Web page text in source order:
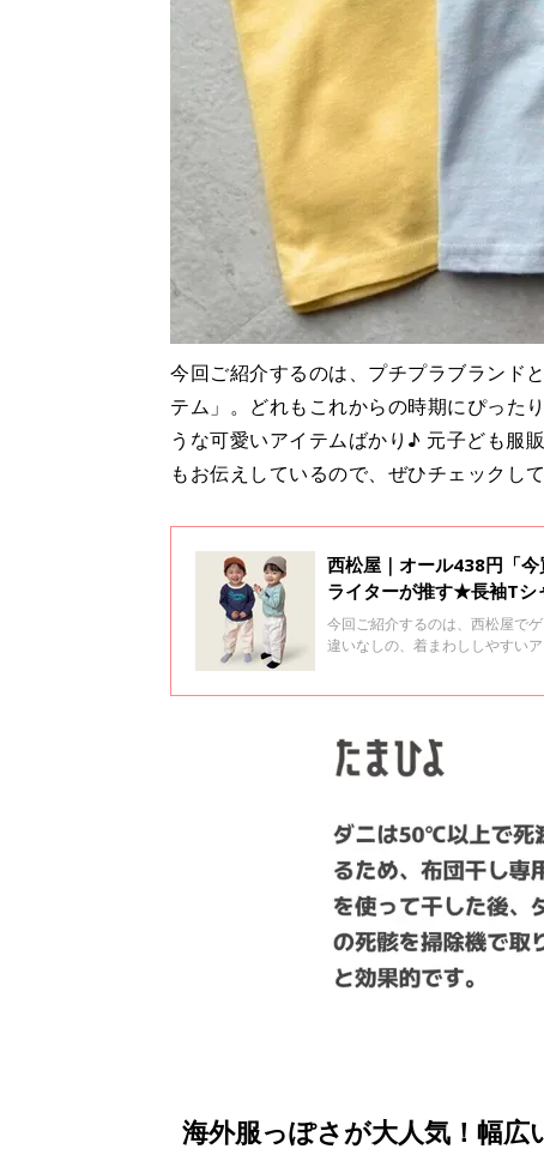
今回ご紹介するのは、プチプラブランド
テム」。どれもこれからの時期にぴった
うな可愛いアイテムばかり♪ 元子ども服
もお伝えしているので、ぜひチェックし
西松屋｜オール438円「
ライターが推す★長袖Tシ
今回ご紹介するのは、西松屋で
違いなしの、着まわししやすい
海外服っぽさが大人気！幅